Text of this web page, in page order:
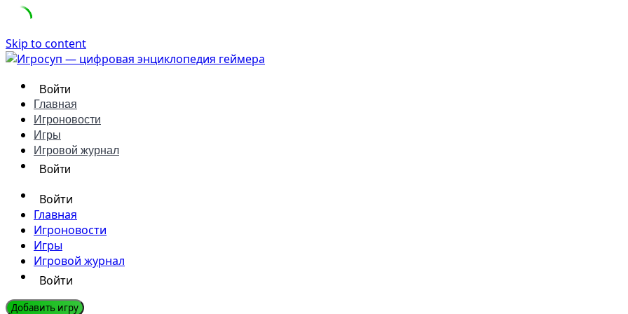
Skip to content
Войти
Главная
Игроновости
Игры
Игровой журнал
Войти
Войти
Главная
Игроновости
Игры
Игровой журнал
Войти
Добавить игру